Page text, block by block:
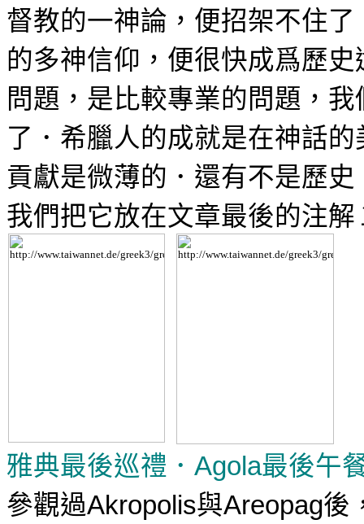
督教的一神論，便招架不住
的多神信仰，便很快成爲歷
問題，是比較專業的問題，
了．希臘人的成就是在神話
貢獻是微薄的．還有不是歷史
我們把它放在文章最後的注
雅典最後巡禮． Agola最後午
參觀過Akropolis與Areopag後